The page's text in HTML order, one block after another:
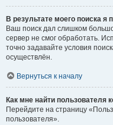
В результате моего поиска я
Ваш поиск дал слишком
сервер не смог обработать.
точно задавайте условия
осуществлён.
Вернуться к началу
Как мне найти пользователя
Перейдите на страницу
пользователя».